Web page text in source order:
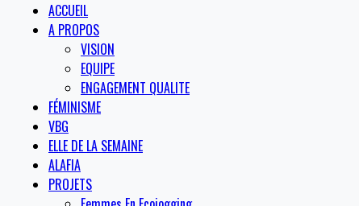
ACCUEIL
A PROPOS
VISION
EQUIPE
ENGAGEMENT QUALITE
FÉMINISME
VBG
ELLE DE LA SEMAINE
ALAFIA
PROJETS